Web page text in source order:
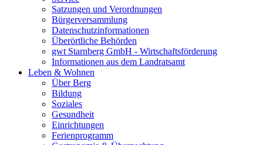
Satzungen und Verordnungen
Bürgerversammlung
Datenschutzinformationen
Überörtliche Behörden
gwt Starnberg GmbH - Wirtschaftsförderung
Informationen aus dem Landratsamt
Leben & Wohnen
Über Berg
Bildung
Soziales
Gesundheit
Einrichtungen
Ferienprogramm